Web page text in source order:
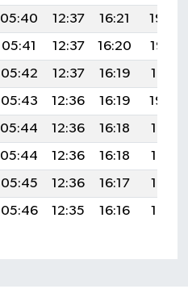
05:40 12:37 16:21
19:24
05:41 12:37 16:20
19:22
05:42 12:37 16:19
19:21
05:43 12:36 16:19
19:20
05:44 12:36 16:18
19:19
05:44 12:36 16:18
19:17
05:45 12:36 16:17
19:16
05:46 12:35 16:16 19:14